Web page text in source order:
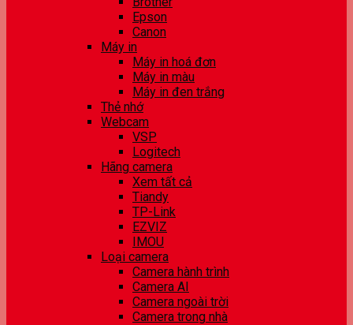
Epson
Canon
Máy in
Máy in hoá đơn
Máy in màu
Máy in đen trắng
Thẻ nhớ
Webcam
VSP
Logitech
Hãng camera
Xem tất cả
Tiandy
TP-Link
EZVIZ
IMOU
Loại camera
Camera hành trình
Camera AI
Camera ngoài trời
Camera trong nhà